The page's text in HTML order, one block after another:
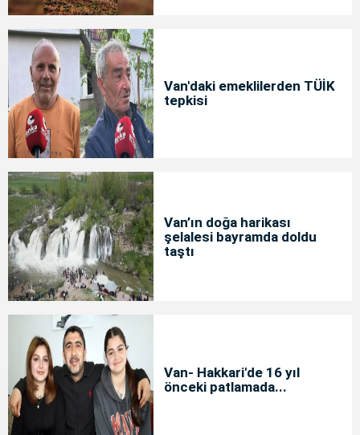
Van'daki emeklilerden TÜİK
tepkisi
Van’ın doğa harikası
şelalesi bayramda doldu
taştı
Van- Hakkari'de 16 yıl
önceki patlamada...